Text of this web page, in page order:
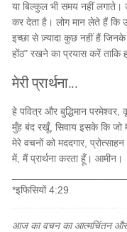
या बिल्कुल भी समय नहीं
कर देता है। लोग मान लेते हैं कि
इच्छा से ज़्यादा कुछ नहीं हैं
होंठ" रखने का प्रयास करें ताकि
मेरी प्रार्थना...
हे पवित्र और बुद्धिमान
मुँह बंद रखूँ, सिवाय इसके कि जो
मेरे वचनों को मददगार,
में, मैं प्रार्थना करता हूँ। आमीन।
*इफिसियों 4:29
आज का वचन का आत्मचिंतन और